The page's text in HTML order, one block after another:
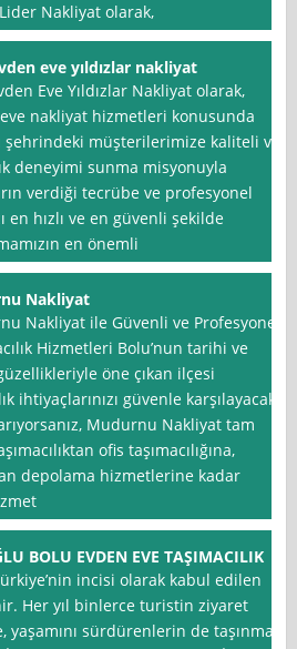
Nakliyat olarak,
eve yıldızlar nakliyat
Eve Yıldızlar Nakliyat olarak,
nakliyat hizmetleri konusunda
müşterilerimize kaliteli ve
deneyimi sunma misyonuyla
verdiği tecrübe ve profesyonel
en hızlı ve en güvenli şekilde
en önemli
Nakliyat
Nakliyat ile Güvenli ve Profesyonel
Hizmetleri Bolu’nun tarihi ve
öne çıkan ilçesi
ihtiyaçlarınızı güvenle karşılayacak
Mudurnu Nakliyat tam
ofis taşımacılığına,
depolama hizmetlerine kadar
BOLU EVDEN EVE TAŞIMACILIK
incisi olarak kabul edilen
Her yıl binlerce turistin ziyaret
sürdürenlerin de taşınma